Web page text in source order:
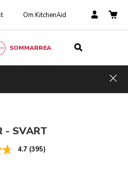
Om KitchenAid
SOMMARREA
- SVART
4.7 (395)